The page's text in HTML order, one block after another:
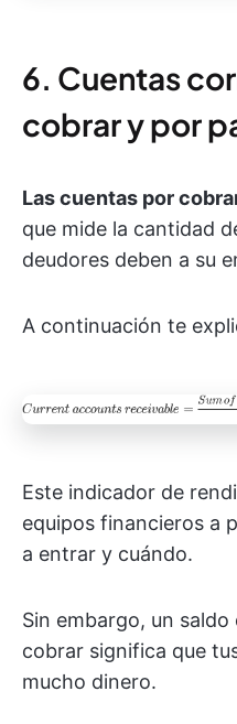
6. Cuentas
cobrar y por
Las cuentas por
que mide la cantidad
deudores deben a su
A continuación te
Este indicador de
equipos financieros a
a entrar y cuándo.
Sin embargo, un
cobrar significa que
mucho dinero.